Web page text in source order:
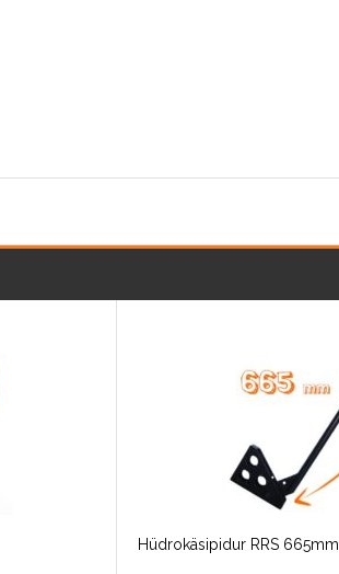
Hüdrokäsipidur RRS 665mm